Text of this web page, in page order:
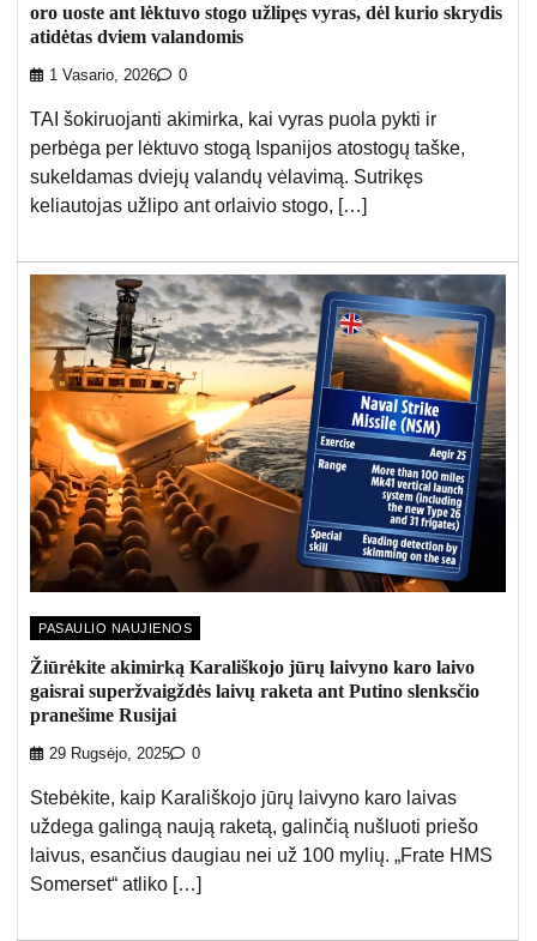
oro uoste ant lėktuvo stogo užlipęs vyras, dėl kurio skrydis
atidėtas dviem valandomis
1 Vasario, 2026 0
TAI šokiruojanti akimirka, kai vyras puola pykti ir
perbėga per lėktuvo stogą Ispanijos atostogų taške,
sukeldamas dviejų valandų vėlavimą. Sutrikęs
keliautojas užlipo ant orlaivio stogo, […]
PASAULIO NAUJIENOS
Žiūrėkite akimirką Karališkojo jūrų laivyno karo laivo
gaisrai superžvaigždės laivų raketa ant Putino slenksčio
pranešime Rusijai
29 Rugsėjo, 2025 0
Stebėkite, kaip Karališkojo jūrų laivyno karo laivas
uždega galingą naują raketą, galinčią nušluoti priešo
laivus, esančius daugiau nei už 100 mylių. „Frate HMS
Somerset“ atliko […]